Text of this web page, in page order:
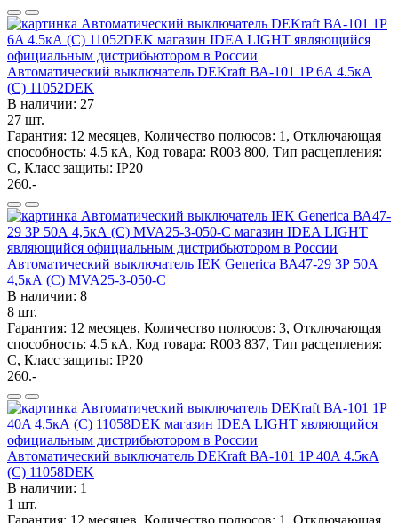
Автоматический выключатель DEKraft ВА-101 1P 6A 4.5кА
(C) 11052DEK
В наличии: 27
27 шт.
Гарантия: 12 месяцев, Количество полюсов: 1, Отключающая
способность: 4.5 кА, Код товара: R003 800, Тип расцепления:
C, Класс защиты: IP20
260.-
Автоматический выключатель IEK Generica ВА47-29 3Р 50А
4,5кА (С) MVA25-3-050-C
В наличии: 8
8 шт.
Гарантия: 12 месяцев, Количество полюсов: 3, Отключающая
способность: 4.5 кА, Код товара: R003 837, Тип расцепления:
C, Класс защиты: IP20
260.-
Автоматический выключатель DEKraft ВА-101 1P 40A 4.5кА
(C) 11058DEK
В наличии: 1
1 шт.
Гарантия: 12 месяцев, Количество полюсов: 1, Отключающая